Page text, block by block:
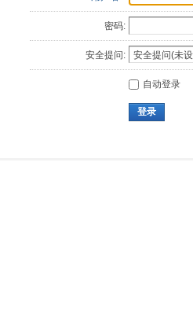
密码:
安全提问:
自动登录
登录